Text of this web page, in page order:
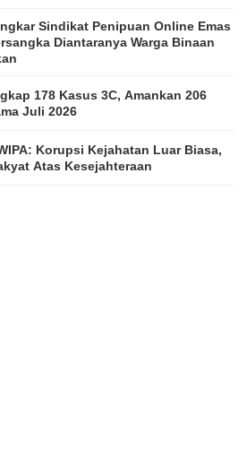
Sindikat Penipuan Online Emas
Diantaranya Warga Binaan
178 Kasus 3C, Amankan 206
Juli 2026
Korupsi Kejahatan Luar Biasa,
Atas Kesejahteraan